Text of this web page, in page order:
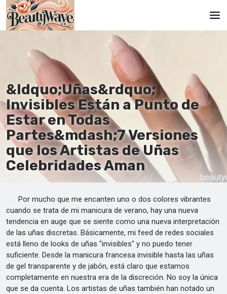
Es
Ru
It
De
&ldquo;Uñas&rdquo;
Invisibles Están a Punto de
Estar en Todas
Partes&mdash;7 Versiones
que los Artistas de Uñas
Celebridades Aman
Por mucho que me encanten uno o dos colores vibrantes
cuando se trata de mi manicura de verano, hay una nueva
tendencia en auge que se siente como una nueva interpretación
de las uñas discretas. Básicamente, mi feed de redes sociales
está lleno de looks de uñas "invisibles" y no puedo tener
suficiente. Desde la manicura francesa invisible hasta las uñas
de gel transparente y de jabón, está claro que estamos
completamente en nuestra era de la discreción. No soy la única
que se da cuenta. Los artistas de uñas también han notado un